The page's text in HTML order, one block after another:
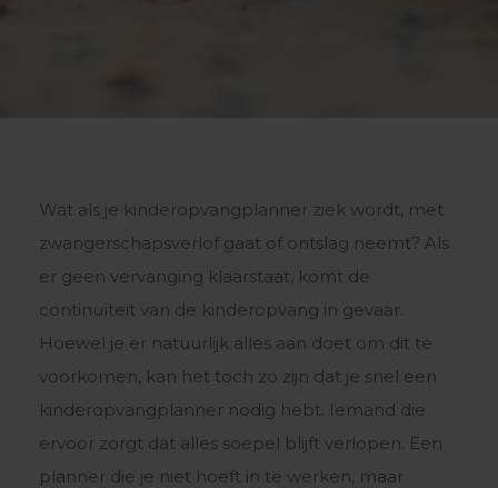
Wat als je kinderopvangplanner ziek wordt, met
zwangerschapsverlof gaat of ontslag neemt? Als
er geen vervanging klaarstaat, komt de
continuïteit van de kinderopvang in gevaar.
Hoewel je er natuurlijk alles aan doet om dit te
voorkomen, kan het toch zo zijn dat je snel een
kinderopvangplanner nodig hebt. Iemand die
ervoor zorgt dat alles soepel blijft verlopen. Een
planner die je niet hoeft in te werken, maar